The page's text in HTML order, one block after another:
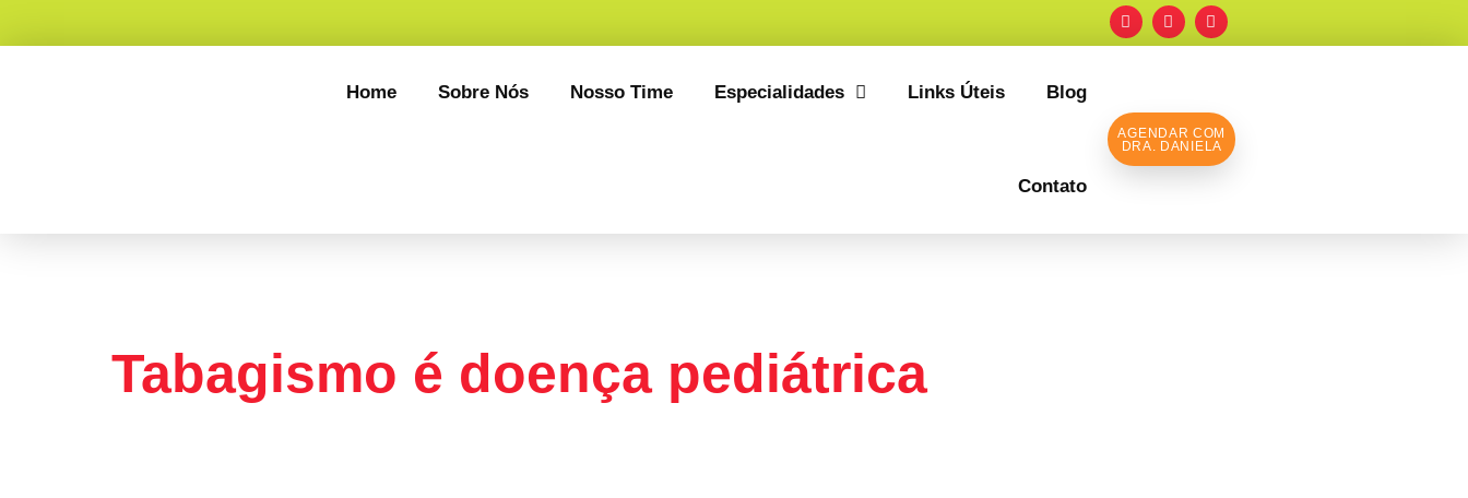
Home Sobre Nós Nosso Time Especialidades Links Úteis Blog
Contato
AGENDAR COM
DRA. DANIELA
Tabagismo é doença pediátrica